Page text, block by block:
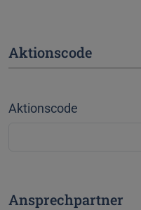
Aktionscode
Aktionscode
Ansprechpartner